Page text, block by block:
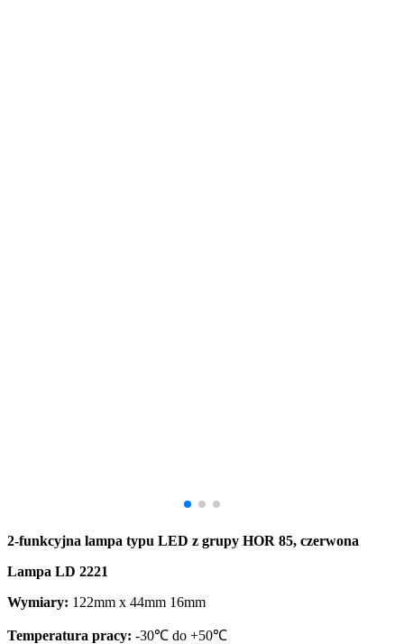
2-funkcyjna lampa typu LED z grupy HOR 85, czerwona
Lampa LD 2221
Wymiary: 122mm x 44mm 16mm
Temperatura pracy: -30℃ do +50℃